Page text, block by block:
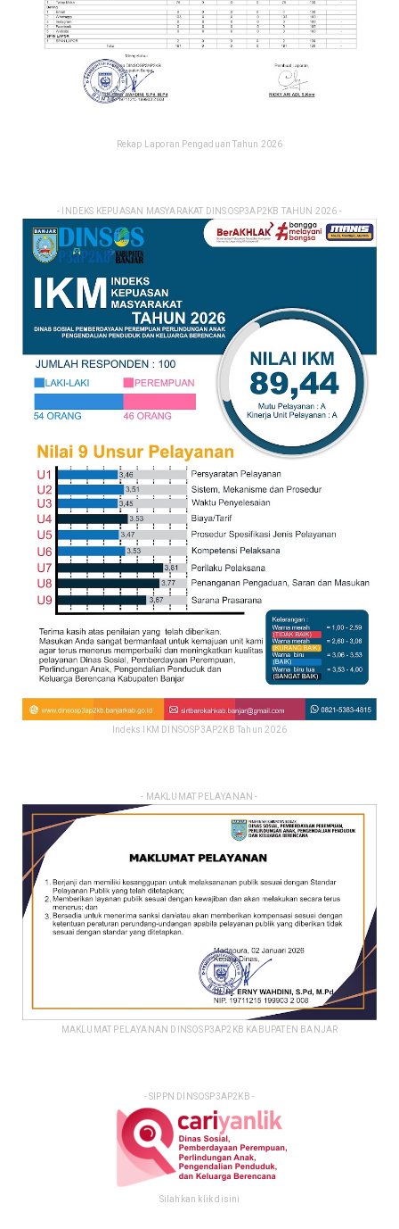
Rekap Laporan Pengaduan Tahun 2026
- INDEKS KEPUASAN MASYARAKAT DINSOSP3AP2KB TAHUN 2026 -
Indeks IKM DINSOSP3AP2KB Tahun 2026
- MAKLUMAT PELAYANAN -
MAKLUMAT PELAYANAN DINSOSP3AP2KB KABUPATEN BANJAR
- SIPPN DINSOSP3AP2KB -
Silahkan klik disini